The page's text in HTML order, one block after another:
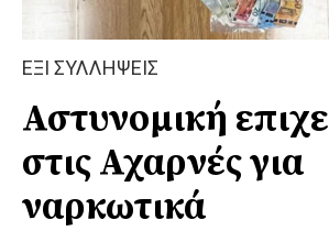
ΕΞΙ ΣΥΛΛΗΨΕΙΣ
Αστυνομική
στις Αχαρνές για
ναρκωτικά